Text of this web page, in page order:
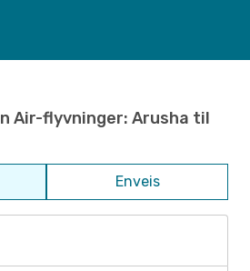
Air-flyvninger: Arusha til
Enveis